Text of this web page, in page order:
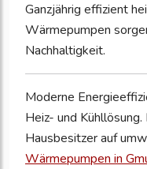
Ganzjährig effizient
Wärmepumpen
Nachhaltigkeit.
Moderne
Heiz- und
Hausbesitzer auf
Wärmepumpen in